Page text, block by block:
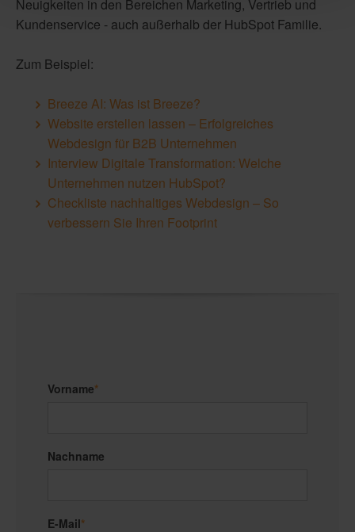
Neuigkeiten in den Bereichen Marketing, Vertrieb und
Kundenservice - auch außerhalb der HubSpot Familie.
Zum Beispiel:
Breeze AI: Was ist Breeze?
Website erstellen lassen – Erfolgreiches
Webdesign für B2B Unternehmen
Interview Digitale Transformation: Welche
Unternehmen nutzen HubSpot?
Checkliste nachhaltiges Webdesign – So
verbessern Sie Ihren Footprint
Vorname*
Nachname
E-Mail*